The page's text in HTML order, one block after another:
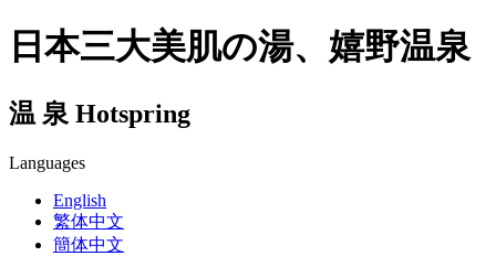
日本三大美肌の湯、嬉野温泉
温 泉 Hotspring
Languages
English
繁体中文
簡体中文